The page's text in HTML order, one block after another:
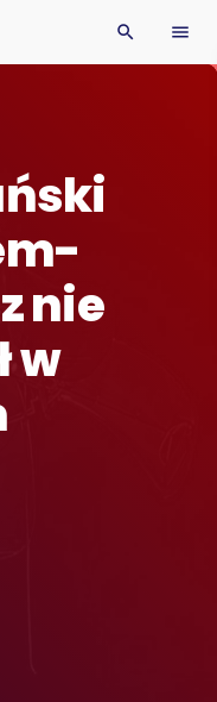
search menu
nie
w